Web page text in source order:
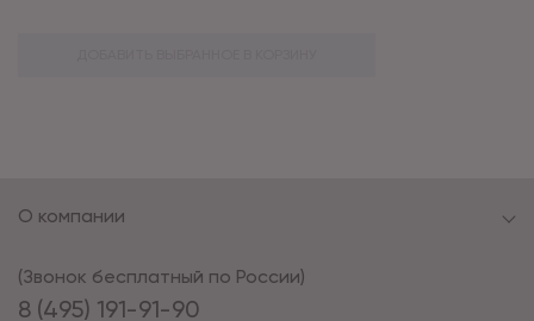
8 (495) 191-91-90
(Звонок бесплатный по России)
О компании